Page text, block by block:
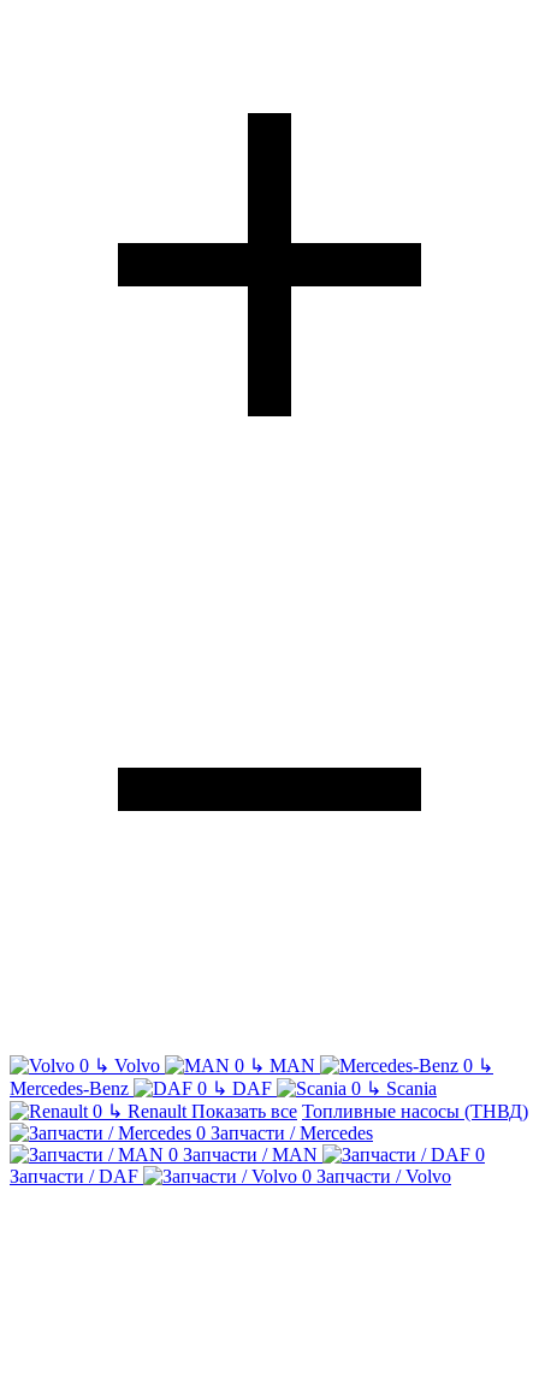
↳ Volvo ↳ MAN
↳
Mercedes-Benz
↳ DAF ↳ Scania
↳ Renault Показать все Топливные насосы (ТНВД)
Запчасти / Mercedes
Запчасти / MAN
Запчасти / DAF
Запчасти / Volvo